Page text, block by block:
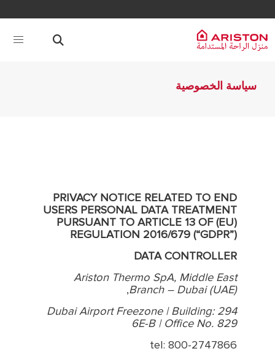
سياسة الخصوصية
PRIVACY NOTICE RELATED TO END
USERS PERSONAL DATA TREATMENT
PURSUANT TO ARTICLE 13 OF (EU)
REGULATION 2016/679 (“GDPR”)
DATA CONTROLLER
Ariston Thermo SpA, Middle East
Branch – Dubai (UAE)
,
294 Dubai Airport Freezone | Building:
6E-B | Office No. 829
tel: 800-2747866